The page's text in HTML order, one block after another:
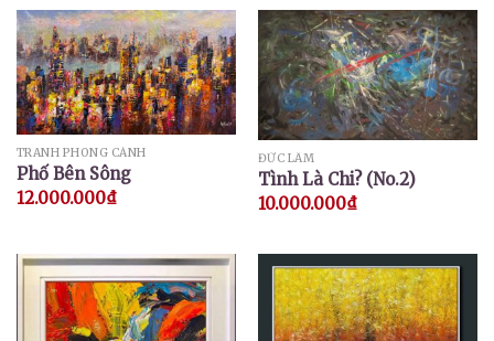
TRANH PHONG CẢNH
Phố Bên Sông
12.000.000₫
ĐỨC LÂM
Tình Là Chi? (No.2)
10.000.000₫